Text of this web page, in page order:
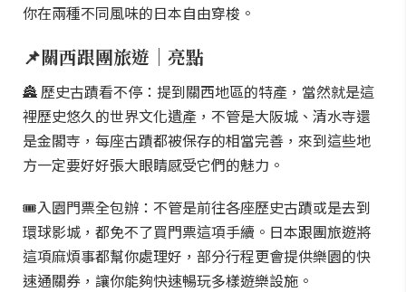
你在兩種不同風味的日本自由穿梭。
📌關西跟團旅遊｜亮點
🏯 歷史古蹟看不停：提到關西地區的特產，當然就是這
裡歷史悠久的世界文化遺產，不管是大阪城、清水寺還
是金閣寺，每座古蹟都被保存的相當完善，來到這些地
方一定要好好張大眼睛感受它們的魅力。
🎟入園門票全包辦：不管是前往各座歷史古蹟或是去到
環球影城，都免不了買門票這項手續。日本跟團旅遊將
這項麻煩事都幫你處理好，部分行程更會提供樂園的快
速通關券，讓你能夠快速暢玩多樣遊樂設施。